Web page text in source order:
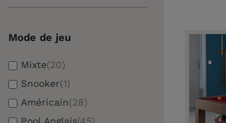
Mode de jeu
Mixte(20)
Snooker(1)
Américain(28)